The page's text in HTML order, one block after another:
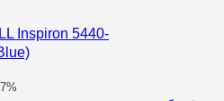
Inspiron 5440-